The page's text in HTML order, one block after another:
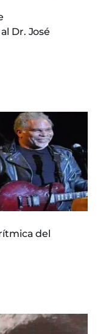
Dr. José
del